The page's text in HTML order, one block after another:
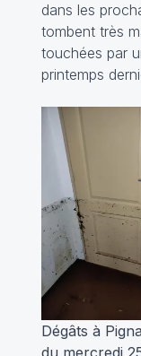
dans les
tombent très
touchées par
printemps
Dégâts à